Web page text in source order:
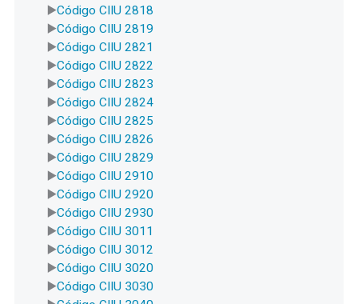
Código CIIU 2818
Código CIIU 2819
Código CIIU 2821
Código CIIU 2822
Código CIIU 2823
Código CIIU 2824
Código CIIU 2825
Código CIIU 2826
Código CIIU 2829
Código CIIU 2910
Código CIIU 2920
Código CIIU 2930
Código CIIU 3011
Código CIIU 3012
Código CIIU 3020
Código CIIU 3030